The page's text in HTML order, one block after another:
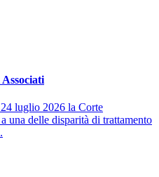
luglio 2026 la Corte
una delle disparità di trattamento